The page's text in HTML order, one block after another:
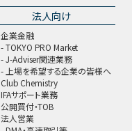
法人向け
企業金融
TOKYO PRO Market
J-Adviser関連業務
上場を希望する企業の皆様へ
Club Chemistry
IFAサポート業務
公開買付・TOB
法人営業